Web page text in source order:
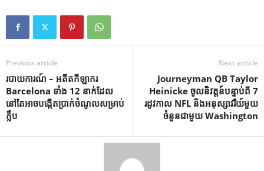
Previous article
របាយការណ៍ – អតីតកីឡាករ
Barcelona ទាំង 12 នាក់ដែល
នៅតែអាចបង្កើតប្រាក់ចំណូលសម្រាប់
ក្លឹប
Next article
Journeyman QB Taylor
Heinicke ចូលនិវត្តន៍បន្ទាប់ពី 7
រដូវកាល NFL និងអនុស្សាវរីយ៍មួយ
ចំនួនជាមួយ Washington